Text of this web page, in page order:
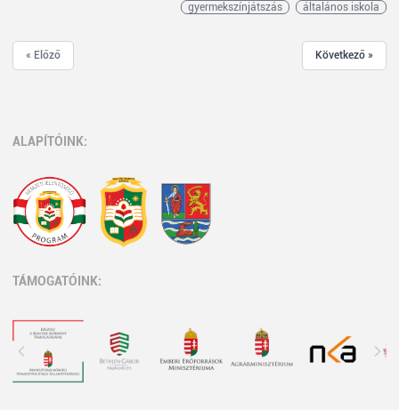
gyermekszínjátszás általános iskola
« Előző Következő »
ALAPÍTÓINK:
TÁMOGATÓINK: